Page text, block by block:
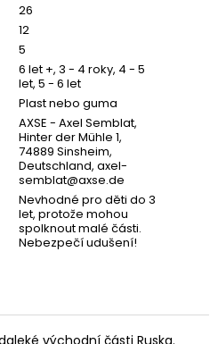
26
12
5
6 let +, 3 - 4 roky, 4 - 5
let, 5 - 6 let
Plast nebo guma
AXSE - Axel Semblat,
Hinter der Mühle 1,
74889 Sinsheim,
Deutschland, axel-
semblat@axse.de
Nevhodné pro děti do 3
let, protože mohou
spolknout malé části.
Nebezpečí udušení!
východní části Ruska.